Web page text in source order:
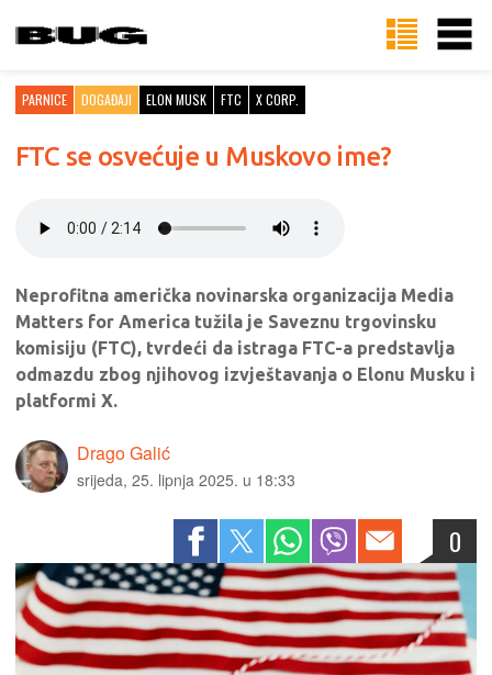
PARNICE DOGAĐAJI ELON MUSK FTC X CORP.
FTC se osvećuje u Muskovo ime?
Neprofitna američka novinarska organizacija Media
Matters for America tužila je Saveznu trgovinsku
komisiju (FTC), tvrdeći da istraga FTC-a predstavlja
odmazdu zbog njihovog izvještavanja o Elonu Musku i
platformi X.
Drago Galić
srijeda, 25. lipnja 2025. u 18:33
0